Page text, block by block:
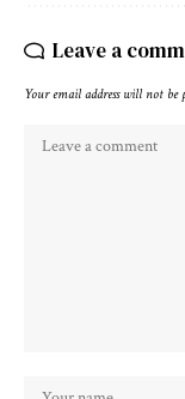
Leave a
Your email address will not be